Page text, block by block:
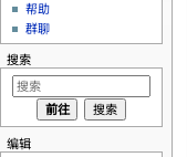
帮助
群聊
搜索
编辑